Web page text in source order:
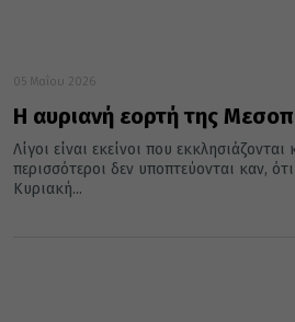
05 Μαΐου 2026
Η αυριανή εορτή της
Λίγοι είναι εκείνοι που εκκλησιάζονται
περισσότεροι δεν υποπτεύονται καν,
Κυριακή...